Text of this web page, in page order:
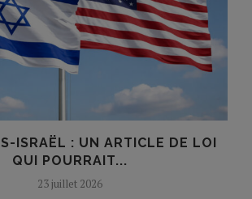
ISRAËL : UN ARTICLE DE LOI
QUI POURRAIT...
23 juillet 2026